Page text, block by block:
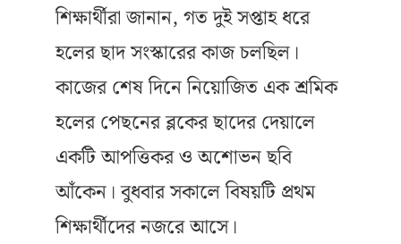
শিক্ষার্থীরা জানান, গত দুই সপ্তাহ ধরে
হলের ছাদ সংস্কারের কাজ চলছিল।
কাজের শেষ দিনে নিয়োজিত এক শ্রমিক
হলের পেছনের ব্লকের ছাদের দেয়ালে
একটি আপত্তিকর ও অশোভন ছবি
আঁকেন। বুধবার সকালে বিষয়টি প্রথম
শিক্ষার্থীদের নজরে আসে।